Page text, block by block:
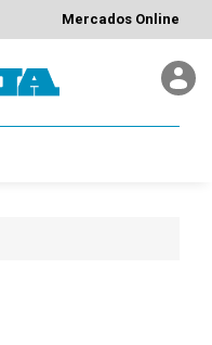
Mercados Online